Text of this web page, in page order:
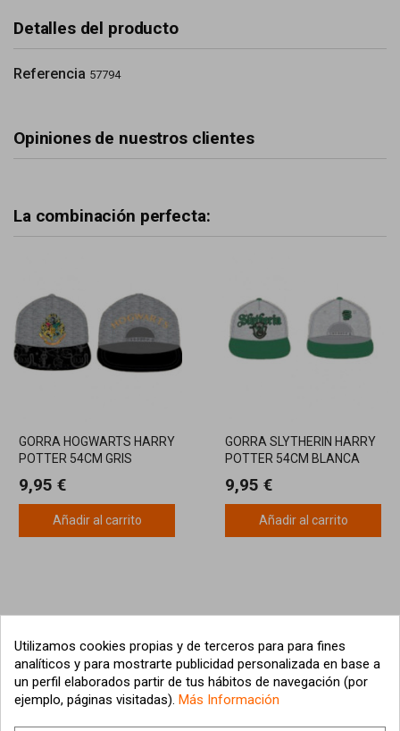
Detalles del producto
Referencia 57794
Opiniones de nuestros clientes
La combinación perfecta:
GORRA HOGWARTS HARRY
POTTER 54CM GRIS
9,95 €
Añadir al carrito
GORRA SLYTHERIN HARRY
POTTER 54CM BLANCA
9,95 €
Añadir al carrito
Utilizamos cookies propias y de terceros para para fines
analíticos y para mostrarte publicidad personalizada en base a
un perfil elaborados partir de tus hábitos de navegación (por
ejemplo, páginas visitadas). Más Información